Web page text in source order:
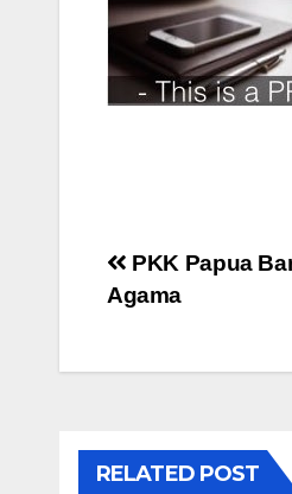
Post
navigation
PKK Papua
Agama
RELATED POST